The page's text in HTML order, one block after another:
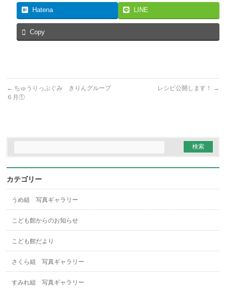
Hatena LINE
Copy
← ちゅうりっぷぐみ きりんグループ
６月①
レシピ公開します！ →
カテゴリー
うめ組 写真ギャラリー
こども館からのお知らせ
こども館だより
さくら組 写真ギャラリー
すみれ組 写真ギャラリー